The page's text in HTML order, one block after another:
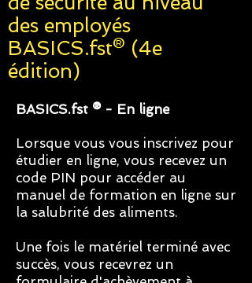
des employés
BASICS.fst® (4e
édition)
BASICS.fst ®- En ligne
Lorsque vous vous inscrivez pour
étudier en ligne, vous recevez un
code PIN pour accéder au
manuel de formation en ligne sur
la salubrité des aliments.
Une fois le matériel terminé avec
succès, vous recevrez un